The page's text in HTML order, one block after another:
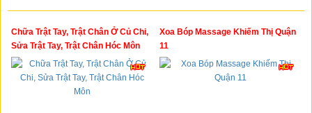
Chữa Trật Tay, Trật Chân Ở Củ Chi,
Sửa Trật Tay, Trật Chân Hóc Môn
Xoa Bóp Massage Khiếm Thị Quận
11